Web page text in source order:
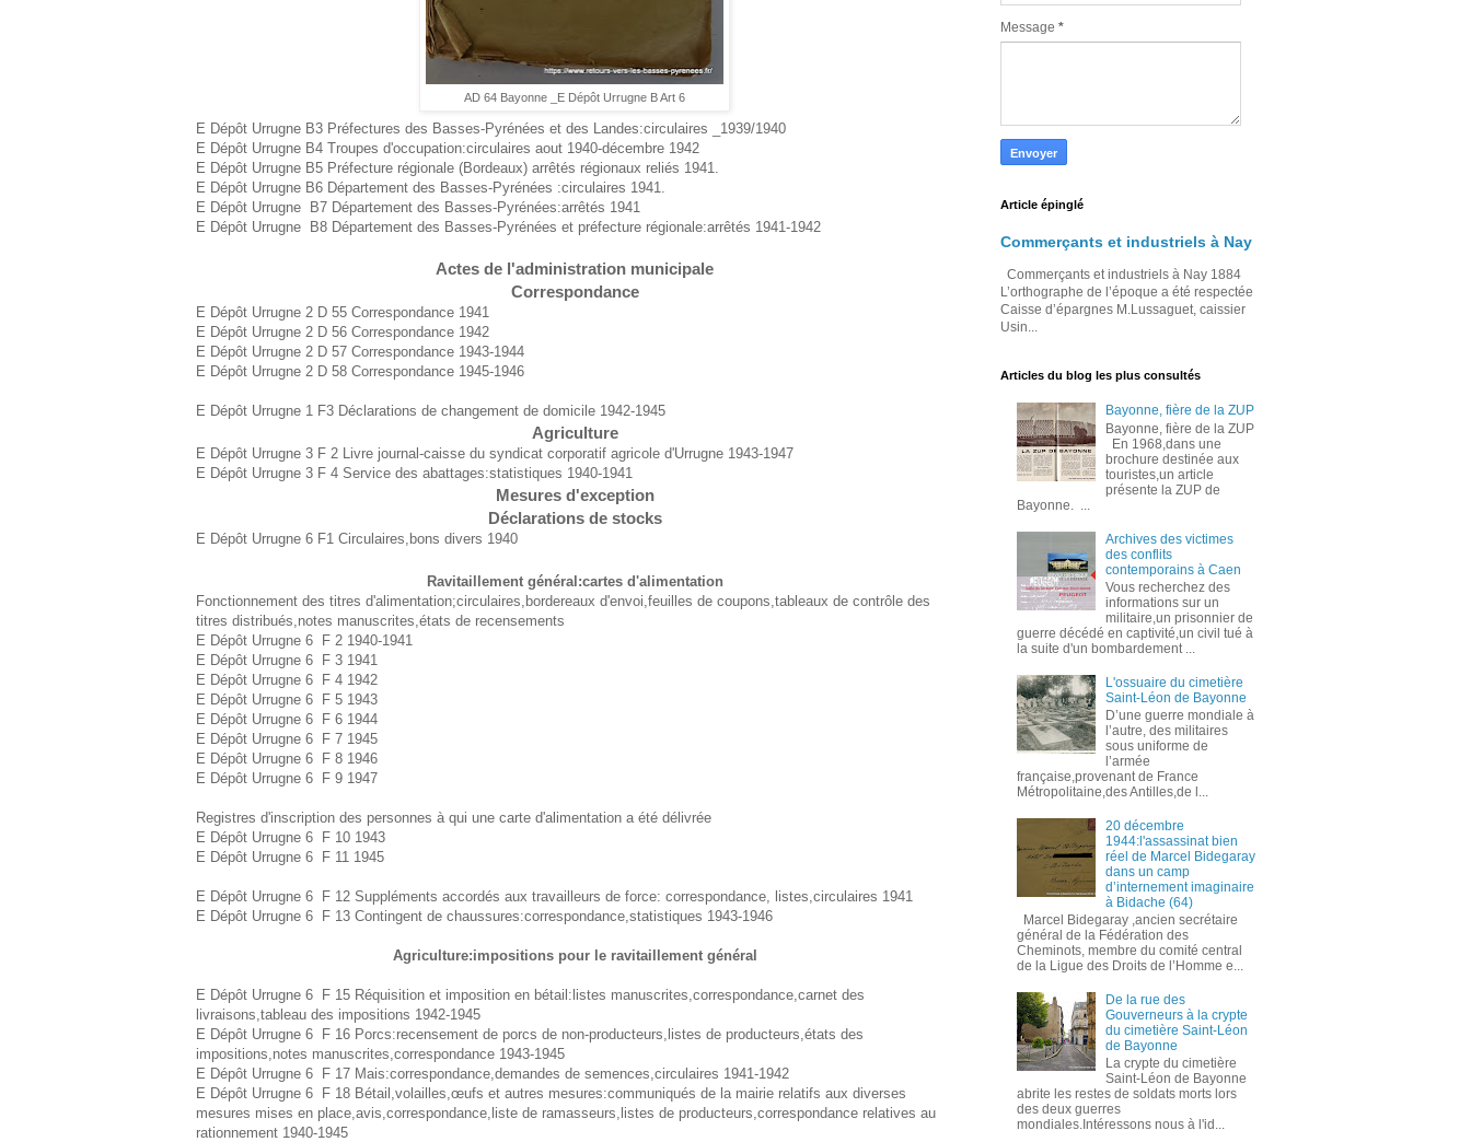
AD 64 Bayonne _E Dépôt Urrugne B Art 6
E Dépôt Urrugne B3 Préfectures des Basses-Pyrénées et des Landes:circulaires _1939/1940
E Dépôt Urrugne B4 Troupes d'occupation:circulaires aout 1940-décembre 1942
E Dépôt Urrugne B5 Préfecture régionale (Bordeaux) arrêtés régionaux reliés 1941.
E Dépôt Urrugne B6 Département des Basses-Pyrénées :circulaires 1941.
E Dépôt Urrugne B7 Département des Basses-Pyrénées:arrêtés 1941
E Dépôt Urrugne B8 Département des Basses-Pyrénées et préfecture régionale:arrêtés 1941-1942
Actes de l'administration municipale
Correspondance
E Dépôt Urrugne 2 D 55 Correspondance 1941
E Dépôt Urrugne 2 D 56 Correspondance 1942
E Dépôt Urrugne 2 D 57 Correspondance 1943-1944
E Dépôt Urrugne 2 D 58 Correspondance 1945-1946
E Dépôt Urrugne 1 F3 Déclarations de changement de domicile 1942-1945
Agriculture
E Dépôt Urrugne 3 F 2 Livre journal-caisse du syndicat corporatif agricole d'Urrugne 1943-1947
E Dépôt Urrugne 3 F 4 Service des abattages:statistiques 1940-1941
Mesures d'exception
Déclarations de stocks
E Dépôt Urrugne 6 F1 Circulaires,bons divers 1940
Ravitaillement général:cartes d'alimentation
Fonctionnement des titres d'alimentation;circulaires,bordereaux d'envoi,feuilles de coupons,tableaux de contrôle des
titres distribués,notes manuscrites,états de recensements
E Dépôt Urrugne 6 F 2 1940-1941
E Dépôt Urrugne 6 F 3 1941
E Dépôt Urrugne 6 F 4 1942
E Dépôt Urrugne 6 F 5 1943
E Dépôt Urrugne 6 F 6 1944
E Dépôt Urrugne 6 F 7 1945
E Dépôt Urrugne 6 F 8 1946
E Dépôt Urrugne 6 F 9 1947
Registres d'inscription des personnes à qui une carte d'alimentation a été délivrée
E Dépôt Urrugne 6 F 10 1943
E Dépôt Urrugne 6 F 11 1945
E Dépôt Urrugne 6 F 12 Suppléments accordés aux travailleurs de force: correspondance, listes,circulaires 1941
E Dépôt Urrugne 6 F 13 Contingent de chaussures:correspondance,statistiques 1943-1946
Agriculture:impositions pour le ravitaillement général
E Dépôt Urrugne 6 F 15 Réquisition et imposition en bétail:listes manuscrites,correspondance,carnet des
livraisons,tableau des impositions 1942-1945
E Dépôt Urrugne 6 F 16 Porcs:recensement de porcs de non-producteurs,listes de producteurs,états des
impositions,notes manuscrites,correspondance 1943-1945
E Dépôt Urrugne 6 F 17 Mais:correspondance,demandes de semences,circulaires 1941-1942
E Dépôt Urrugne 6 F 18 Bétail,volailles,œufs et autres mesures:communiqués de la mairie relatifs aux diverses
mesures mises en place,avis,correspondance,liste de ramasseurs,listes de producteurs,correspondance relatives au
rationnement 1940-1945
Message *
Article épinglé
Commerçants et industriels à Nay
Commerçants et industriels à Nay 1884
L’orthographe de l’époque a été respectée
Caisse d’épargnes M.Lussaguet, caissier
Usin...
Articles du blog les plus consultés
Bayonne, fière de la ZUP
Bayonne, fière de la ZUP
En 1968,dans une
brochure destinée aux
touristes,un article
présente la ZUP de
Bayonne. ...
Archives des victimes
des conflits
contemporains à Caen
Vous recherchez des
informations sur un
militaire,un prisonnier de
guerre décédé en captivité,un civil tué à
la suite d'un bombardement ...
L'ossuaire du cimetière
Saint-Léon de Bayonne
D’une guerre mondiale à
l’autre, des militaires
sous uniforme de
l’armée
française,provenant de France
Métropolitaine,des Antilles,de l...
20 décembre
1944:l'assassinat bien
réel de Marcel Bidegaray
dans un camp
d’internement imaginaire
à Bidache (64)
Marcel Bidegaray ,ancien secrétaire
général de la Fédération des
Cheminots, membre du comité central
de la Ligue des Droits de l’Homme e...
De la rue des
Gouverneurs à la crypte
du cimetière Saint-Léon
de Bayonne
La crypte du cimetière
Saint-Léon de Bayonne
abrite les restes de soldats morts lors
des deux guerres
mondiales.Intéressons nous à l'id...